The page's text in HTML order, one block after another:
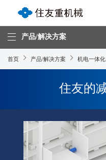
产品/解决方案
首页 产品/解决方案 机电一体化
住友的